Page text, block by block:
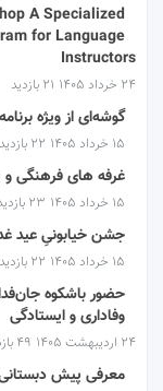
A Specialized
for Language
Instructors
۲۴ خرداد ۱۴۰۵ 21 بازدید
گوشه‌ای از ویژه
۱۵ خرداد ۱۴۰۵ 22 بازدید
غرفه های فرهنگی و
۱۵ خرداد ۱۴۰۵ 23 بازدید
جشن خیابونیِ عید
۱۵ خرداد ۱۴۰۵ 22 بازدید
حضور باشکوه
وفاداری و ایستادگی
۲۴ اردیبهشت ۱۴۰۵ 49 بازدید
معرفی پیش